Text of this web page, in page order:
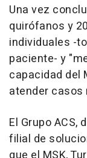
Una vez
quirófanos y
individuales -
paciente- y
capacidad del
atender
El Grupo ACS,
filial de